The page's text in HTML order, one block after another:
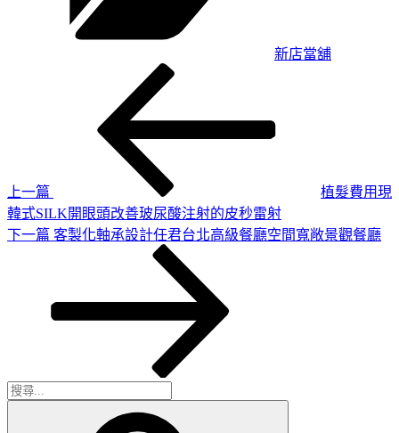
新店當舖
上一篇
植髮費用現
韓式SILK開眼頭改善玻尿酸注射的皮秒雷射
下
下一篇 客製化軸承設計任君台北高級餐廳空間寬敞景觀餐廳
搜